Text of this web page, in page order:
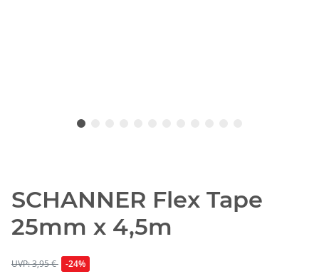
SCHANNER Flex Tape
25mm x 4,5m
UVP: 3,95 € -24%